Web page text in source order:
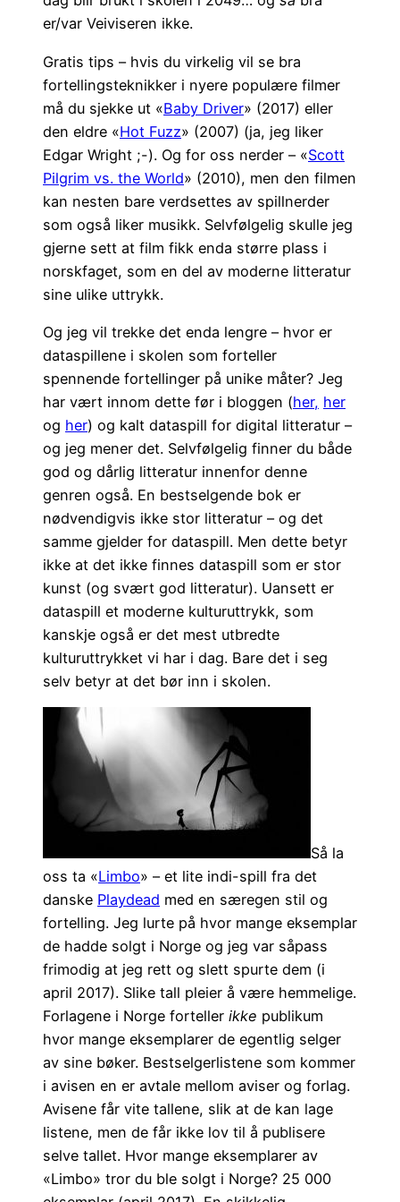
er/var Veiviseren ikke.
Gratis tips – hvis du virkelig vil se bra
fortellingsteknikker i nyere populære filmer
må du sjekke ut «Baby Driver» (2017) eller
den eldre «Hot Fuzz» (2007) (ja, jeg liker
Edgar Wright ;-). Og for oss nerder – «Scott
Pilgrim vs. the World» (2010), men den filmen
kan nesten bare verdsettes av spillnerder
som også liker musikk. Selvfølgelig skulle jeg
gjerne sett at film fikk enda større plass i
norskfaget, som en del av moderne litteratur
sine ulike uttrykk.
Og jeg vil trekke det enda lengre – hvor er
dataspillene i skolen som forteller
spennende fortellinger på unike måter? Jeg
har vært innom dette før i bloggen (her, her
og her) og kalt dataspill for digital litteratur –
og jeg mener det. Selvfølgelig finner du både
god og dårlig litteratur innenfor denne
genren også. En bestselgende bok er
nødvendigvis ikke stor litteratur – og det
samme gjelder for dataspill. Men dette betyr
ikke at det ikke finnes dataspill som er stor
kunst (og svært god litteratur). Uansett er
dataspill et moderne kulturuttrykk, som
kanskje også er det mest utbredte
kulturuttrykket vi har i dag. Bare det i seg
selv betyr at det bør inn i skolen.
Så la
oss ta «Limbo» – et lite indi-spill fra det
danske Playdead med en særegen stil og
fortelling. Jeg lurte på hvor mange eksemplar
de hadde solgt i Norge og jeg var såpass
frimodig at jeg rett og slett spurte dem (i
april 2017). Slike tall pleier å være hemmelige.
Forlagene i Norge forteller ikke publikum
hvor mange eksemplarer de egentlig selger
av sine bøker. Bestselgerlistene som kommer
i avisen en er avtale mellom aviser og forlag.
Avisene får vite tallene, slik at de kan lage
listene, men de får ikke lov til å publisere
selve tallet. Hvor mange eksemplarer av
«Limbo» tror du ble solgt i Norge? 25 000